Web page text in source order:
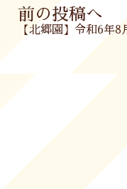
Prev
前の投稿へ